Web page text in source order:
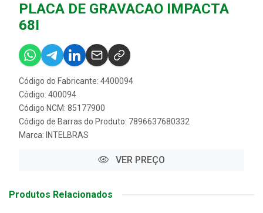
PLACA DE GRAVACAO IMPACTA
68I
Código do Fabricante: 4400094
Código: 400094
Código NCM: 85177900
Código de Barras do Produto: 7896637680332
Marca: INTELBRAS
VER PREÇO
Produtos Relacionados